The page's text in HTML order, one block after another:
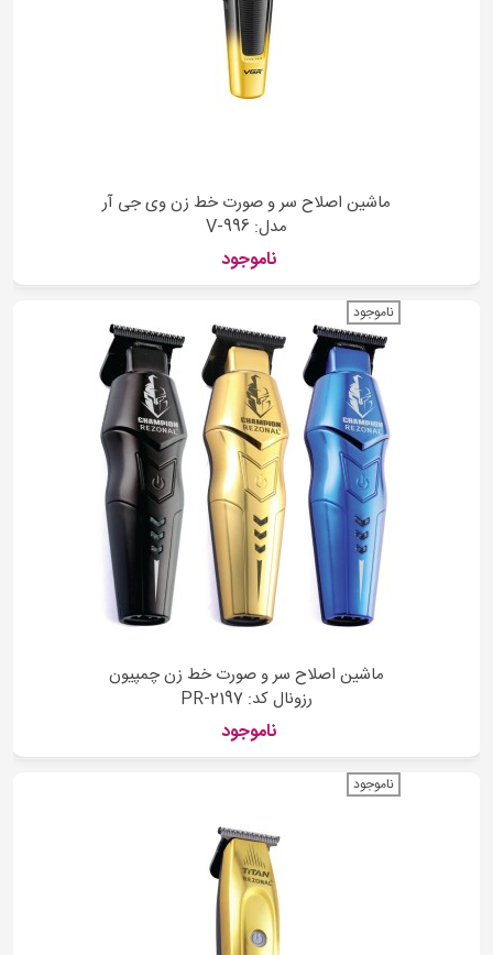
ماشین اصلاح سر و صورت خط زن وی جی آر
مدل: V-996
ناموجود
ناموجود
ماشین اصلاح سر و صورت خط زن چمپیون
رزونال کد: PR-2197
ناموجود
ناموجود